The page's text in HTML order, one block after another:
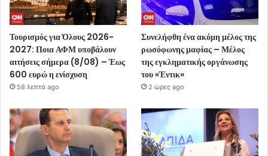
Τουρισμός για Όλους 2026-
2027: Ποια ΑΦΜ υποβάλουν
αιτήσεις σήμερα (8/08) – Έως
600 ευρώ η ενίσχυση
58 λεπτά ago
Συνελήφθη ένα ακόμη μέλος της
ρωσόφωνης μαφίας – Μέλος
της εγκληματικής οργάνωσης
του «Έντικ»
2 ώρες ago